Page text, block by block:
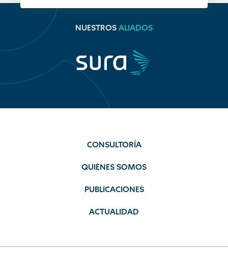
NUESTROS ALIADOS
CONSULTORÍA
QUIÉNES SOMOS
PUBLICACIONES
ACTUALIDAD